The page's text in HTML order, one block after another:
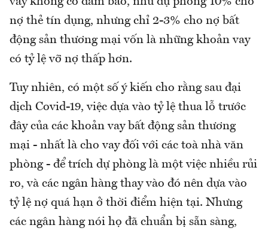
nợ thẻ tín dụng, nhưng chỉ 2-3% cho nợ bất
động sản thương mại vốn là những khoản vay
có tỷ lệ vỡ nợ thấp hơn.
Tuy nhiên, có một số ý kiến cho rằng sau đại
dịch Covid-19, việc dựa vào tỷ lệ thua lỗ trước
đây của các khoản vay bất động sản thương
mại - nhất là cho vay đối với các toà nhà văn
phòng - để trích dự phòng là một việc nhiều rủi
ro, và các ngân hàng thay vào đó nên dựa vào
tỷ lệ nợ quá hạn ở thời điểm hiện tại. Nhưng
các ngân hàng nói họ đã chuẩn bị sẵn sàng,